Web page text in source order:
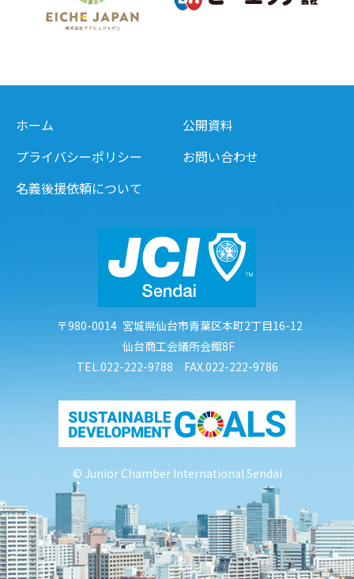
ホーム
プライバシーポリシー
名義後援依頼について
公開資料
お問い合わせ
〒980-0014 宮城県仙台市青葉区本町2丁目16-12
仙台商工会議所会館8F
TEL.022-222-9788 FAX.022-222-9786
© Junior Chamber International Sendai